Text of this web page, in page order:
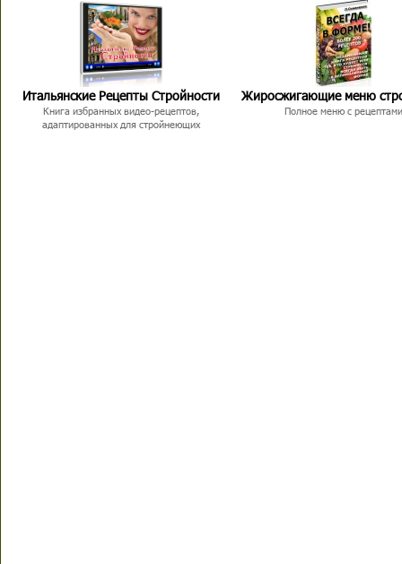
Итальянские Рецепты Стройности
Книга избранных видео-рецептов,
адаптированных для стройнеющих
Жиросжигающие меню
Полное меню с рецептами